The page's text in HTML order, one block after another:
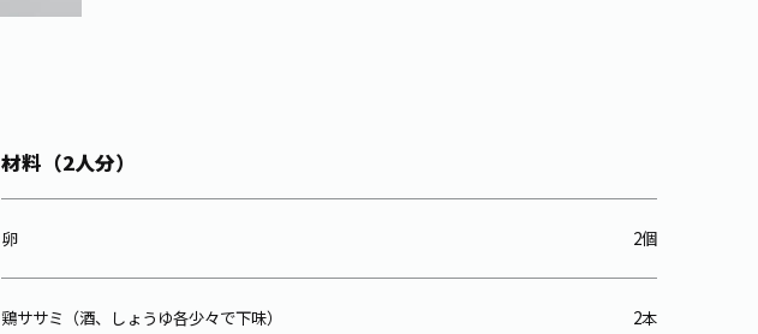
材料（2人分）
卵 2個
鶏ササミ（酒、しょうゆ各少々で下味） 2本